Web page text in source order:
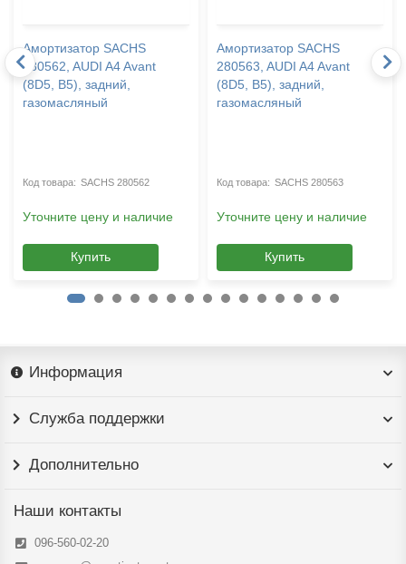
Амортизатор SACHS
280562, AUDI A4 Avant
(8D5, B5), задний,
газомасляный
SACHS 280562
Уточните цену и наличие
Купить
Амортизатор SACHS
280563, AUDI A4 Avant
(8D5, B5), задний,
газомасляный
SACHS 280563
Уточните цену и наличие
Купить
Информация
Служба поддержки
Дополнительно
Наши контакты
096-560-02-20